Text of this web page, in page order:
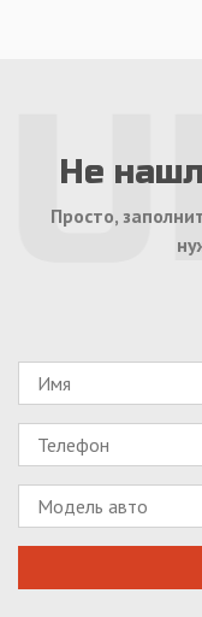
Не
Просто,